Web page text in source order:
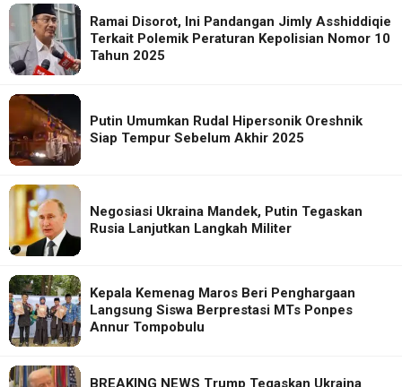
Ramai Disorot, Ini Pandangan Jimly Asshiddiqie
Terkait Polemik Peraturan Kepolisian Nomor 10
Tahun 2025
Putin Umumkan Rudal Hipersonik Oreshnik
Siap Tempur Sebelum Akhir 2025
Negosiasi Ukraina Mandek, Putin Tegaskan
Rusia Lanjutkan Langkah Militer
Kepala Kemenag Maros Beri Penghargaan
Langsung Siswa Berprestasi MTs Ponpes
Annur Tompobulu
BREAKING NEWS Trump Tegaskan Ukraina